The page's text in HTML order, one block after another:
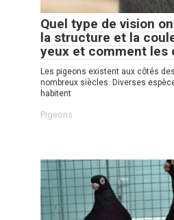
Quel type de vision
la structure et la
yeux et comment les
Les pigeons existent aux côtés
nombreux siècles. Diverses
habitent
Pigeons